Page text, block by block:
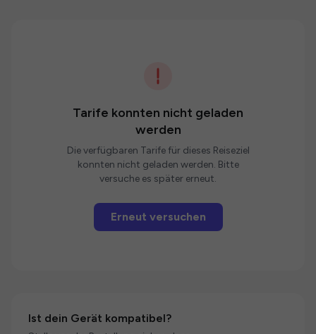
Tarife konnten nicht geladen
werden
Die verfügbaren Tarife für dieses Reiseziel
konnten nicht geladen werden. Bitte
versuche es später erneut.
Erneut versuchen
Ist dein Gerät kompatibel?